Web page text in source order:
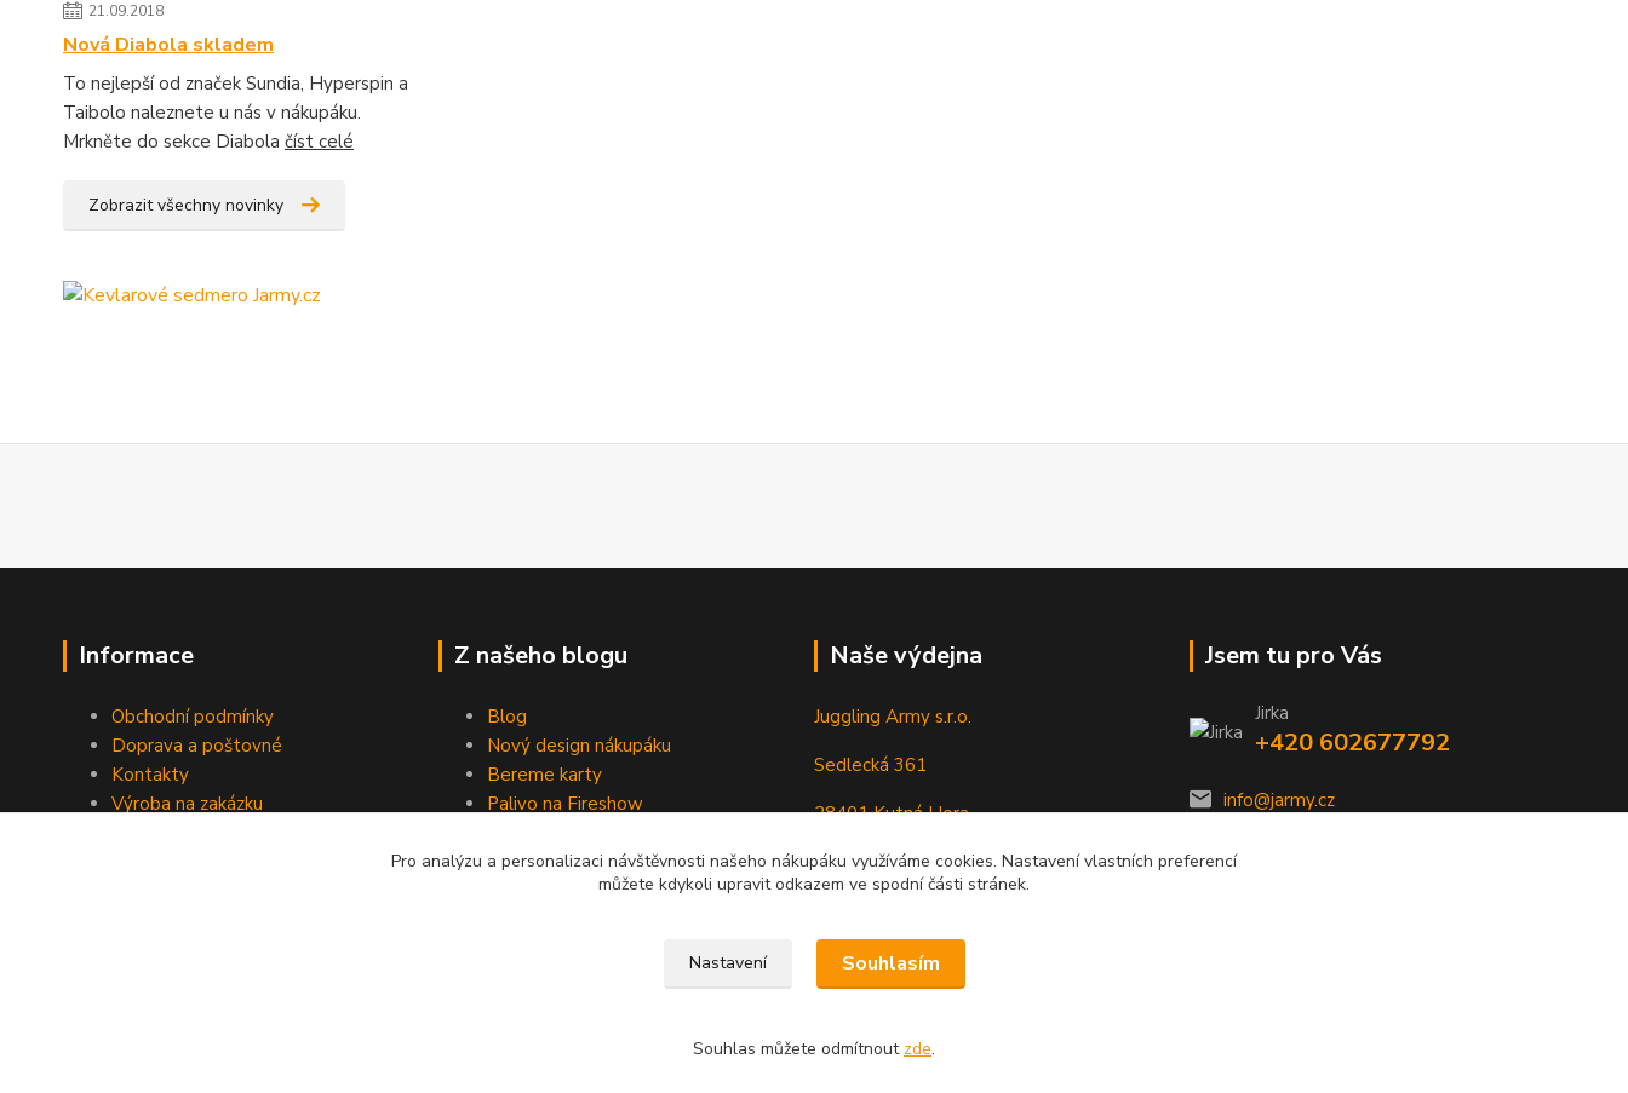
21.09.2018
Nová Diabola skladem
To nejlepší od značek Sundia, Hyperspin a
Taibolo naleznete u nás v nákupáku.
Mrkněte do sekce Diabola číst celé
Zobrazit všechny novinky
Informace
Obchodní podmínky
Doprava a poštovné
Kontakty
Výroba na zakázku
Z našeho blogu
Blog
Nový design nákupáku
Bereme karty
Palivo na Fireshow
Naše výdejna
Juggling Army s.r.o.
Sedlecká 361
28401 Kutná Hora
Jsem tu pro Vás
Jirka
+420 602677792
info@jarmy.cz
Pro analýzu a personalizaci návštěvnosti našeho nákupáku využíváme cookies. Nastavení vlastních preferencí
můžete kdykoli upravit odkazem ve spodní části stránek.
Nastavení Souhlasím
Souhlas můžete odmítnout zde.